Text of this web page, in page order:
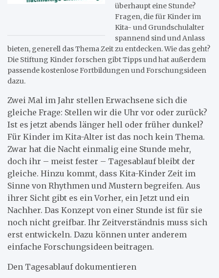
überhaupt eine Stunde?
Fragen, die für Kinder im
Kita- und Grundschulalter
spannend sind und Anlass
bieten, generell das Thema Zeit zu entdecken. Wie das geht?
Die Stiftung Kinder forschen gibt Tipps und hat außerdem
passende kostenlose Fortbildungen und Forschungsideen
dazu.
Zwei Mal im Jahr stellen Erwachsene sich die
gleiche Frage: Stellen wir die Uhr vor oder zurück?
Ist es jetzt abends länger hell oder früher dunkel?
Für Kinder im Kita-Alter ist das noch kein Thema.
Zwar hat die Nacht einmalig eine Stunde mehr,
doch ihr – meist fester – Tagesablauf bleibt der
gleiche. Hinzu kommt, dass Kita-Kinder Zeit im
Sinne von Rhythmen und Mustern begreifen. Aus
ihrer Sicht gibt es ein Vorher, ein Jetzt und ein
Nachher. Das Konzept von einer Stunde ist für sie
noch nicht greifbar. Ihr Zeitverständnis muss sich
erst entwickeln. Dazu können unter anderem
einfache Forschungsideen beitragen.
Den Tagesablauf dokumentieren